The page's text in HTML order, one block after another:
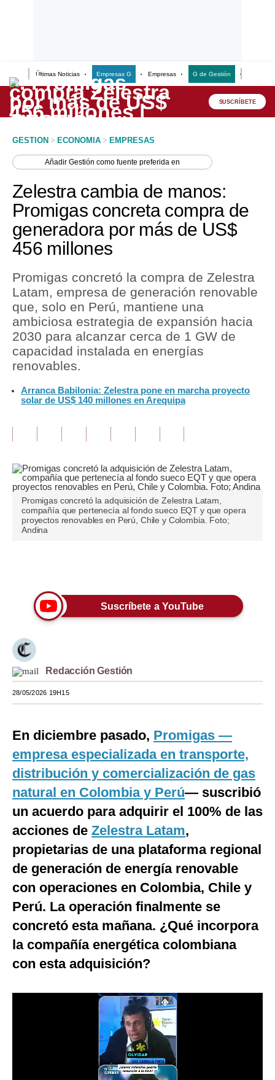
Últimas Noticias Empresas G Empresas G de Gestión
Lo último
Peru Quiosco
Economía
Mercados
Perú
Política
Tu Dinero
Finanzas Personales
Inmobiliarias
Plus G
Opinión
Blogs
Tendencias
Lujo
Estilos
Mundo
EEUU
México
España
Tecnología
Club del Suscriptor
Mix
G de Gestión
Notas Contratadas
Podcast
Gestión TV
Videos
gestion.pe
SUSCRÍBETE
GESTION > ECONOMIA > EMPRESAS
AñadirGestión como fuente preferida en
Zelestra cambia de manos:
Promigas concreta compra de
generadora por más de US$
456 millones
Promigas concretó la compra de Zelestra
Latam, empresa de generación renovable
que, solo en Perú, mantiene una
ambiciosa estrategia de expansión hacia
2030 para alcanzar cerca de 1 GW de
capacidad instalada en energías
renovables.
Arranca Babilonia: Zelestra pone en marcha proyecto
solar de US$ 140 millones en Arequipa
Promigas concretó la adquisición de Zelestra Latam,
compañía que pertenecía al fondo sueco EQT y que opera
proyectos renovables en Perú, Chile y Colombia. Foto;
Andina
Suscríbete a YouTube
Redacción Gestión
28/05/2026 19H15
En diciembre pasado, Promigas —
empresa especializada en transporte,
distribución y comercialización de gas
natural en Colombia y Perú— suscribió
un acuerdo para adquirir el 100% de las
acciones de Zelestra Latam,
propietarias de una plataforma regional
de generación de energía renovable
con operaciones en Colombia, Chile y
Perú. La operación finalmente se
concretó esta mañana. ¿Qué incorpora
la compañía energética colombiana
con esta adquisición?